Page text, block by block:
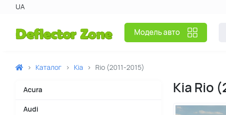
UA
Модель авто
Каталог Kia Rio (2011-2015)
Acura
Audi
Kia Rio